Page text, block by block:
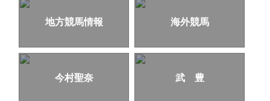
地方競馬情報 海外競馬
今村聖奈 武 豊